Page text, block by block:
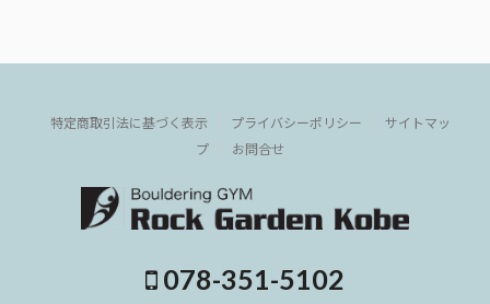
特定商取引法に基づく表示 プライバシーポリシー
サイトマッ
プ
お問合せ
078-351-5102